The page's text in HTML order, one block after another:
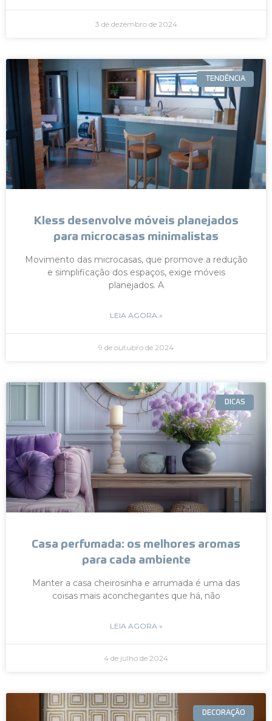
3 de dezembro de 2024
TENDÊNCIA
Kless desenvolve móveis planejados
para microcasas minimalistas
Movimento das microcasas, que promove a redução
e simplificação dos espaços, exige móveis
planejados. A
LEIA AGORA »
9 de outubro de 2024
DICAS
Casa perfumada: os melhores aromas
para cada ambiente
Manter a casa cheirosinha e arrumada é uma das
coisas mais aconchegantes que há, não
LEIA AGORA »
4 de julho de 2024
DECORAÇÃO